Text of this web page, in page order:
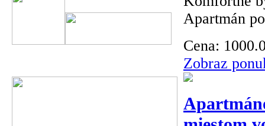
Apartmán
Cena:
Zobraz